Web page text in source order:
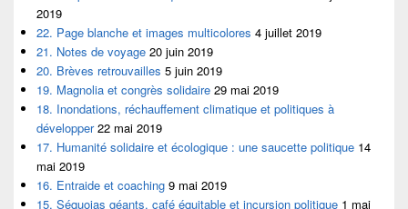
2019
22. Page blanche et images multicolores 4 juillet 2019
21. Notes de voyage 20 juin 2019
20. Brèves retrouvailles 5 juin 2019
19. Magnolia et congrès solidaire 29 mai 2019
18. Inondations, réchauffement climatique et politiques à
développer 22 mai 2019
17. Humanité solidaire et écologique : une saucette politique 14
mai 2019
16. Entraide et coaching 9 mai 2019
15. Séquoias géants, café équitable et incursion politique 1 mai